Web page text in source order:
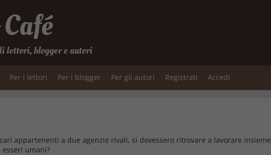
lettori, blogger e autori
Per i lettori Per i blogger Per gli autori Registrati Accedi
appartenenti a due agenzie rivali, si dovessero ritrovare a lavorare insieme
umani?